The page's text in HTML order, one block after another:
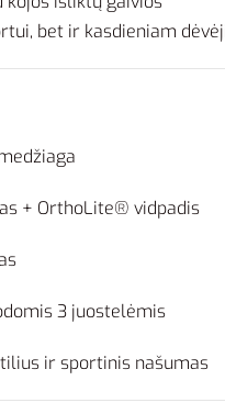
bet ir kasdieniam
+ OrthoLite® vidpadis
3 juostelėmis
ir sportinis našumas